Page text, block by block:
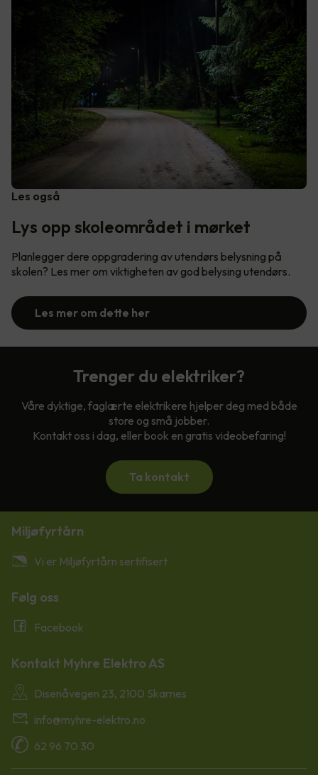
Les også
Lys opp skoleområdet i mørket
Planlegger dere oppgradering av utendørs belysning på
skolen? Les mer om viktigheten av god belysing utendørs.
Les mer om dette her
Trenger du elektriker?
Våre dyktige, faglærte elektrikere hjelper deg med både
store og små jobber.
Kontakt oss i dag, eller book en gratis videobefaring!
Ta kontakt
Miljøfyrtårn
Vi er Miljøfyrtårn sertifisert
Følg oss
Facebook
Kontakt Myhre Elektro AS
Disenåvegen 23, 2100 Skarnes
info@myhre-elektro.no
62 96 70 30